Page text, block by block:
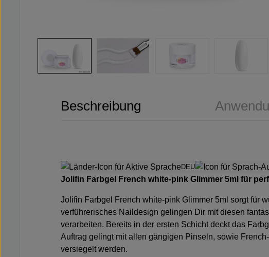
Beschreibung
DEU
Jolifin Farbgel French white-pink Glimmer 5ml für
Jolifin Farbgel French white-pink Glimmer 5ml sorgt für
verführerisches Naildesign gelingen Dir mit diesen
verarbeiten. Bereits in der ersten Schicht deckt das
Auftrag gelingt mit allen gängigen Pinseln, sowie
versiegelt werden.